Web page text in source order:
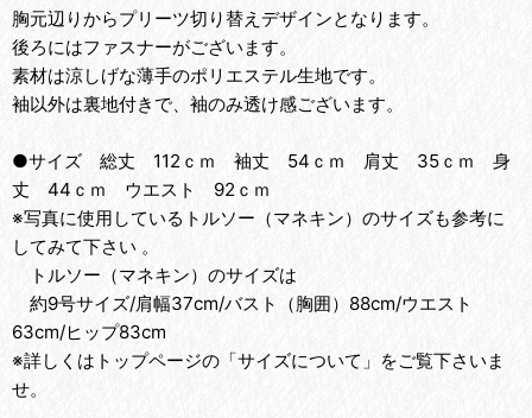
胸元辺りからプリーツ切り替えデザインとなります。
後ろにはファスナーがございます。
素材は涼しげな薄手のポリエステル生地です。
袖以外は裏地付きで、袖のみ透け感ございます。
●サイズ 総丈 112ｃｍ 袖丈 54ｃｍ 肩丈 35ｃｍ 身
丈 44ｃｍ ウエスト 92ｃｍ
※写真に使用しているトルソー（マネキン）のサイズも参考に
してみて下さい 。
トルソー（マネキン）のサイズは
約9号サイズ/肩幅37cm/バスト（胸囲）88cm/ウエスト
63cm/ヒップ83cm
※詳しくはトップページの「サイズについて」をご覧下さいま
せ。